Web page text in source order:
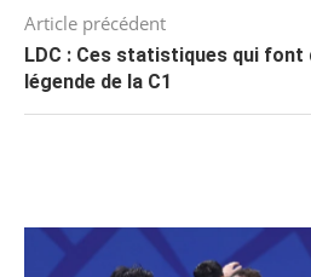
Article précédent
LDC : Ces statistiques qui font
légende de la C1